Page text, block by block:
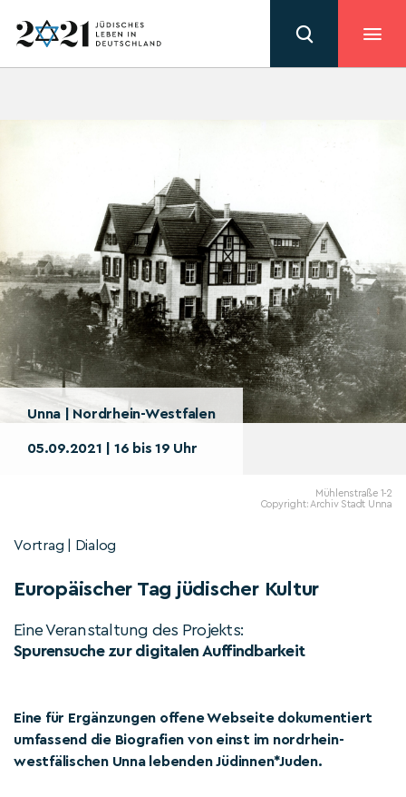
Unna | Nordrhein-Westfalen
05.09.2021 | 16 bis 19 Uhr
Mühlenstraße 1-2
Copyright: Archiv Stadt Unna
Vortrag | Dialog
Europäischer Tag jüdischer Kultur
Eine Veranstaltung des Projekts:
Spurensuche zur digitalen Auffindbarkeit
Eine für Ergänzungen offene Webseite dokumentiert
umfassend die Biografien von einst im nordrhein-
westfälischen Unna lebenden Jüdinnen*Juden.